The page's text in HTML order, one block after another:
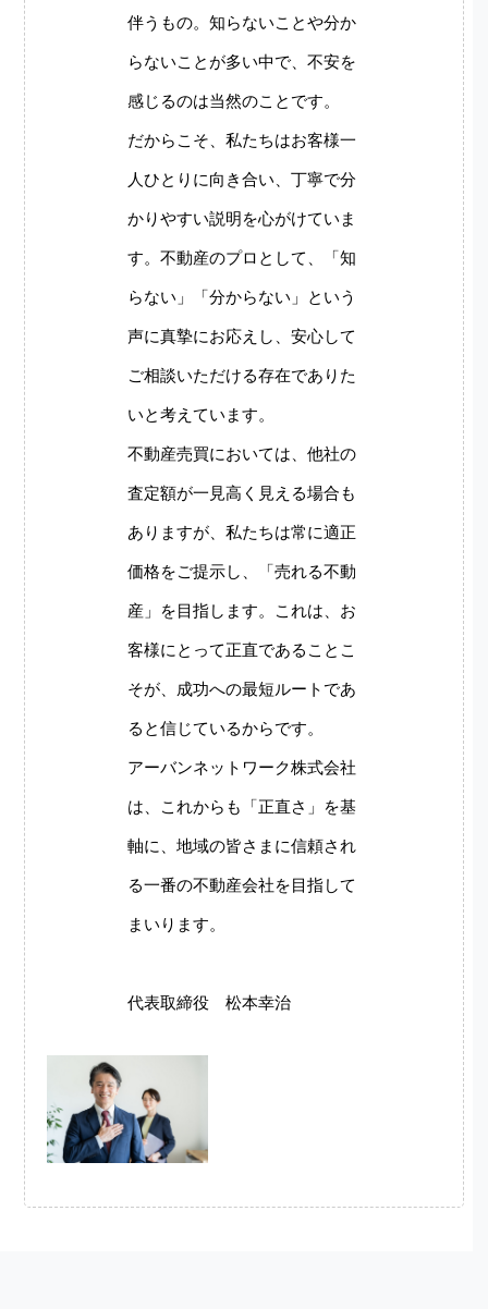
伴うもの。知らないことや分か
らないことが多い中で、不安を
感じるのは当然のことです。
だからこそ、私たちはお客様一
人ひとりに向き合い、丁寧で分
かりやすい説明を心がけていま
す。不動産のプロとして、「知
らない」「分からない」という
声に真摯にお応えし、安心して
ご相談いただける存在でありた
いと考えています。
不動産売買においては、他社の
査定額が一見高く見える場合も
ありますが、私たちは常に適正
価格をご提示し、「売れる不動
産」を目指します。これは、お
客様にとって正直であることこ
そが、成功への最短ルートであ
ると信じているからです。
アーバンネットワーク株式会社
は、これからも「正直さ」を基
軸に、地域の皆さまに信頼され
る一番の不動産会社を目指して
まいります。
​​​​​​​代表取締役 松本幸治